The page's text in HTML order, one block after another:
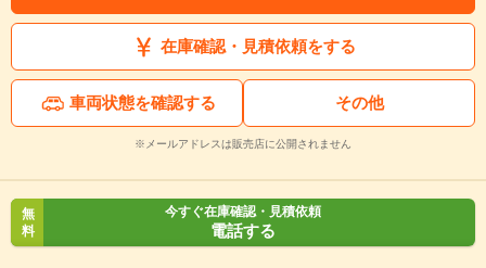
在庫確認・見積依頼をする
車両状態を確認する その他
※メールアドレスは販売店に公開されません
無
料
今すぐ在庫確認・見積依頼
電話する